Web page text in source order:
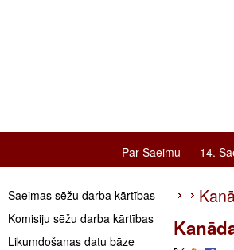
Par Saeimu 14.
Saeimas sēžu darba kārtības
Komisiju sēžu darba kārtības
Likumdošanas datu bāze